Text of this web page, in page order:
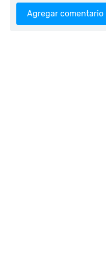
Agregar comentario